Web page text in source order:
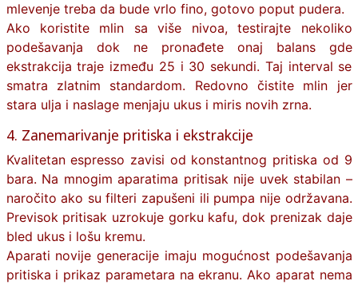
mlevenje treba da bude vrlo fino, gotovo poput pudera.
Ako koristite mlin sa više nivoa, testirajte nekoliko
podešavanja dok ne pronađete onaj balans gde
ekstrakcija traje između 25 i 30 sekundi. Taj interval se
smatra zlatnim standardom. Redovno čistite mlin jer
stara ulja i naslage menjaju ukus i miris novih zrna.
4. Zanemarivanje pritiska i ekstrakcije
Kvalitetan espresso zavisi od konstantnog pritiska od 9
bara. Na mnogim aparatima pritisak nije uvek stabilan –
naročito ako su filteri zapušeni ili pumpa nije održavana.
Previsok pritisak uzrokuje gorku kafu, dok prenizak daje
bled ukus i lošu kremu.
Aparati novije generacije imaju mogućnost podešavanja
pritiska i prikaz parametara na ekranu. Ako aparat nema